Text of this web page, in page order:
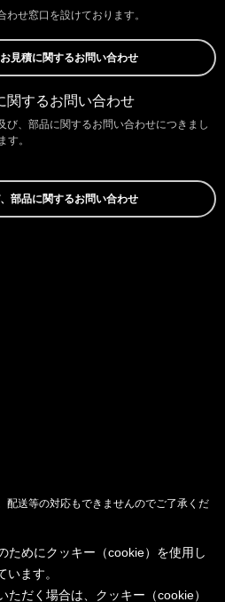
せ窓口を設けております。
見積に関するお問い合わせ
関するお問い合わせ
び、部品に関するお問い合わせにつきまし
す。
部品に関するお問い合わせ
送等の対応もできませんのでご了承くだ
ためにクッキー（cookie）を使用し
います。
ただく場合は、クッキー（cookie）